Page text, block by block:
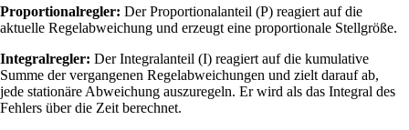
Proportionalregler: Der Proportionalanteil (P) reagiert auf die
aktuelle Regelabweichung und erzeugt eine proportionale Stellgröße.
Integralregler: Der Integralanteil (I) reagiert auf die kumulative
Summe der vergangenen Regelabweichungen und zielt darauf ab,
jede stationäre Abweichung auszuregeln. Er wird als das Integral des
Fehlers über die Zeit berechnet.